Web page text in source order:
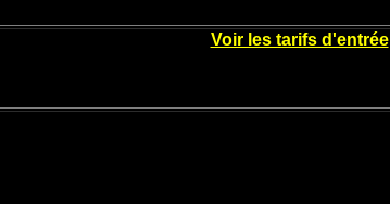
Voir les tarifs d'entrée